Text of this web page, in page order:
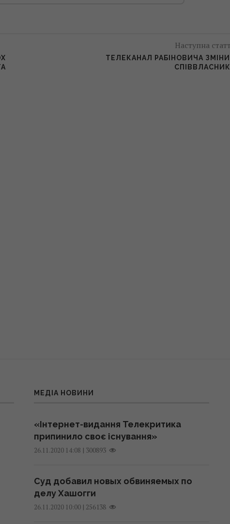
Наступна
ТЕЛЕКАНАЛ РАБІНОВИЧА
МЕДІА НОВИНИ
«Інтернет-видання Телекритика
припинило своє існування»
26.11.2020 14:08 | 300893
Суд добавил новых обвиняемых по
делу Хашогги
26.11.2020 10:00| 256138